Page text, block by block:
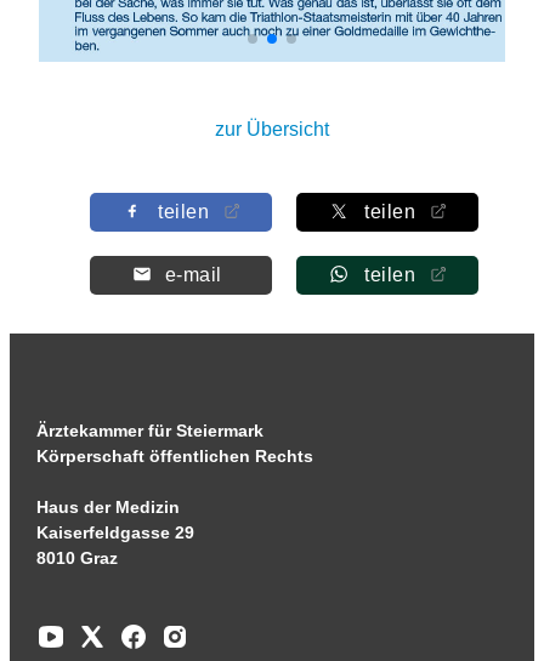
zur Übersicht
teilen teilen
e-mail teilen
Ärztekammer für Steiermark
Körperschaft öffentlichen Rechts
Haus der Medizin
Kaiserfeldgasse 29
8010 Graz